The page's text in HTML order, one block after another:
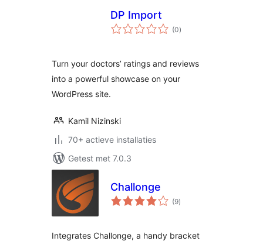
DP Import
(0totaal
waarderingen
)
Turn your doctors’ ratings and reviews
into a powerful showcase on your
WordPress site.
Kamil Nizinski
70+ actieve installaties
Getest met 7.0.3
Challonge
(9totaal
waarderingen
)
Integrates Challonge, a handy bracket